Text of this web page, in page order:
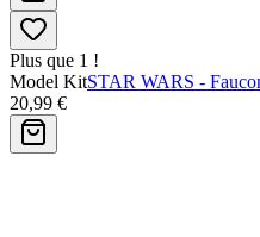
Plus que 1 !
Model KitSTAR WARS -
20,99 €